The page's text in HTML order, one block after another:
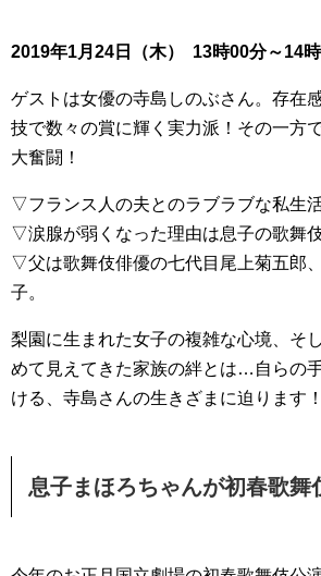
2019年1月24日（木） 13時00分～14
ゲストは女優の寺島しのぶさん。存在
技で数々の賞に輝く実力派！その一方
大奮闘！
▽フランス人の夫とのラブラブな私生
▽涙腺が弱くなった理由は息子の歌舞
▽父は歌舞伎俳優の七代目尾上菊五郎
子。
梨園に生まれた女子の複雑な心境、そ
めて見えてきた家族の絆とは…自らの
ける、寺島さんの生きざまに迫ります！
息子まほろちゃんが初春歌舞